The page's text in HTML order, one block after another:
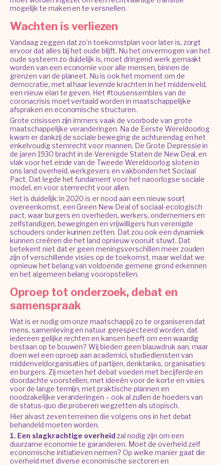
mogelijk te maken en te versnellen.
Wachten is verliezen
Vandaag zeggen dat zo’n toekomstplan voor later is, zorgt
ervoor dat alles bij het oude blijft. Nu het onvermogen van het
oude systeem zo duidelijk is, moet dringend werk gemaakt
worden van een economie voor alle mensen, binnen de
grenzen van de planeet. Nu is ook het moment om de
democratie, met al haar levende krachten in het middenveld,
een nieuw elan te geven. Het #tousensembles van de
coronacrisis moet vertaald worden in maatschappelijke
afspraken en economische structuren.
Grote crisissen zijn immers vaak de voorbode van grote
maatschappelijke veranderingen. Na de Eerste Wereldoorlog
kwam er dankzij de sociale beweging de achturendag en het
enkelvoudig stemrecht voor mannen. De Grote Depressie in
de jaren 1930 bracht in de Verenigde Staten de New Deal, en
vlak voor het einde van de Tweede Wereldoorlog sloten in
ons land overheid, werkgevers en vakbonden het Sociaal
Pact. Dat legde het fundament voor het naoorlogse sociale
model, en voor stemrecht voor allen.
Het is duidelijk: in 2020 is er nood aan een nieuw soort
overeenkomst, een Green New Deal of sociaal-ecologisch
pact, waar burgers en overheden, werkers, ondernemers en
zelfstandigen, bewegingen en vrijwilligers hun verenigde
schouders onder kunnen zetten. Dat zou ook een dynamiek
kunnen creëren die het land opnieuw vooruit stuwt. Dat
betekent niet dat er geen meningsverschillen meer zouden
zijn of verschillende visies op de toekomst, maar wel dat we
opnieuw het belang van voldoende gemene grond erkennen
en het algemeen belang vooropstellen.
Oproep tot onderzoek, debat en
samenspraak
Wat is er nodig om onze maatschappij zo te organiseren dat
mens, samenleving en natuur gerespecteerd worden, dat
iedereen gelijke rechten en kansen heeft om een waardig
bestaan op te bouwen? Wij bieden geen blauwdruk aan, maar
doen wel een oproep aan academici, studiediensten van
middenveldorganisaties of partijen, denktanks, organisaties
en burgers. Zij moeten het debat voeden met becijferde en
doordachte voorstellen, met ideeën voor de korte en visies
voor de lange termijn, met praktische plannen en
noodzakelijke veranderingen – ook al zullen de hoeders van
de status-quo die proberen wegzetten als utopisch.
Hier alvast zeven terreinen die volgens ons in het debat
behandeld moeten worden.
1. Een slagkrachtige overheidzal nodig zijn om een
duurzame economie te garanderen. Moet de overheid zelf
economische initiatieven nemen? Op welke manier gaat die
overheid met diverse economische sectoren en